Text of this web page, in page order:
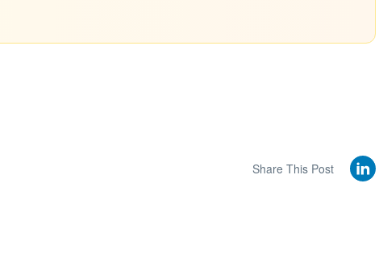
Share This Post